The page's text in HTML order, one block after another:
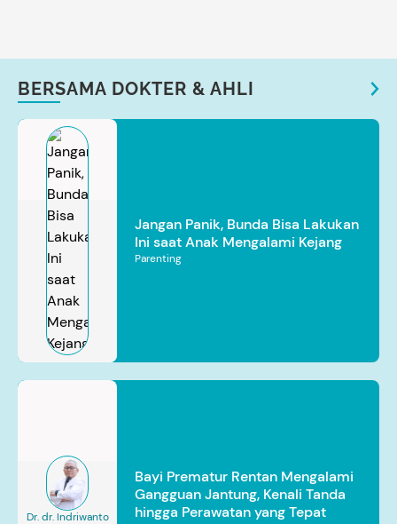
BERSAMA DOKTER & AHLI
Jangan Panik, Bunda Bisa Lakukan
Ini saat Anak Mengalami Kejang
Parenting
Dr. dr. Indriwanto
Bayi Prematur Rentan Mengalami
Gangguan Jantung, Kenali Tanda
hingga Perawatan yang Tepat